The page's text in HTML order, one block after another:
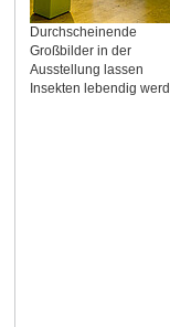
Durchscheinende
Großbilder in der
Ausstellung lassen
Insekten lebendig